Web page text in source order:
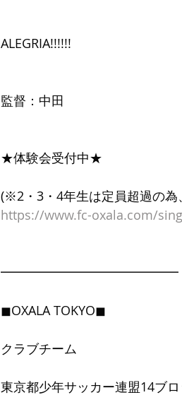
ALEGRIA!!!!!!
監督：中田
★体験会受付中★
(※2・3・4年生は定員超過の為
https://www.fc-oxala.com/
━━━━━━━━━━━━━━
◼OXALA TOKYO◼
クラブチーム
東京都少年サッカー連盟14ブロ